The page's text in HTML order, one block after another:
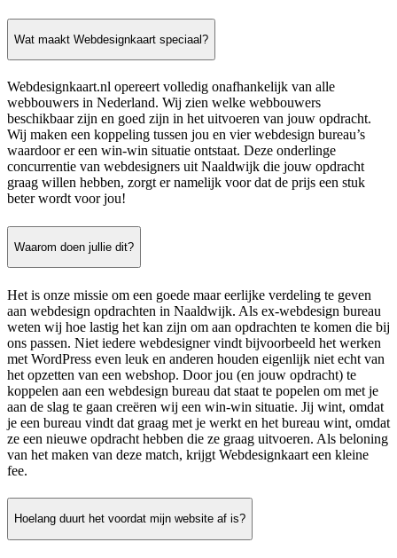
Wat maakt Webdesignkaart speciaal?
Webdesignkaart.nl opereert volledig onafhankelijk van alle
webbouwers in Nederland. Wij zien welke webbouwers
beschikbaar zijn en goed zijn in het uitvoeren van jouw opdracht.
Wij maken een koppeling tussen jou en vier webdesign bureau’s
waardoor er een win-win situatie ontstaat. Deze onderlinge
concurrentie van webdesigners uit Naaldwijk die jouw opdracht
graag willen hebben, zorgt er namelijk voor dat de prijs een stuk
beter wordt voor jou!
Waarom doen jullie dit?
Het is onze missie om een goede maar eerlijke verdeling te geven
aan webdesign opdrachten in Naaldwijk. Als ex-webdesign bureau
weten wij hoe lastig het kan zijn om aan opdrachten te komen die bij
ons passen. Niet iedere webdesigner vindt bijvoorbeeld het werken
met WordPress even leuk en anderen houden eigenlijk niet echt van
het opzetten van een webshop. Door jou (en jouw opdracht) te
koppelen aan een webdesign bureau dat staat te popelen om met je
aan de slag te gaan creëren wij een win-win situatie. Jij wint, omdat
je een bureau vindt dat graag met je werkt en het bureau wint, omdat
ze een nieuwe opdracht hebben die ze graag uitvoeren. Als beloning
van het maken van deze match, krijgt Webdesignkaart een kleine
fee.
Hoelang duurt het voordat mijn website af is?